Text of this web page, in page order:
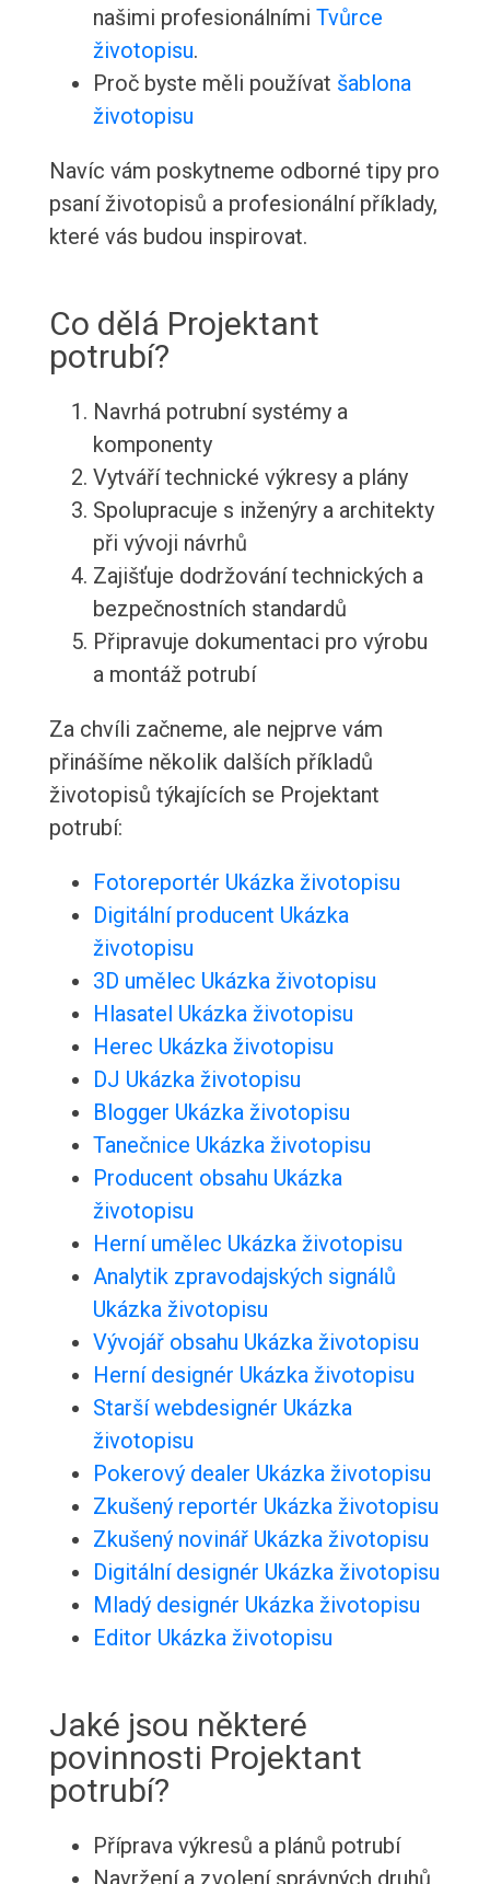
našimi profesionálními Tvůrce
životopisu.
Proč byste měli používat šablona
životopisu
Navíc vám poskytneme odborné tipy pro
psaní životopisů a profesionální příklady,
které vás budou inspirovat.
Co dělá Projektant
potrubí?
Navrhá potrubní systémy a
komponenty
Vytváří technické výkresy a plány
Spolupracuje s inženýry a architekty
při vývoji návrhů
Zajišťuje dodržování technických a
bezpečnostních standardů
Připravuje dokumentaci pro výrobu
a montáž potrubí
Za chvíli začneme, ale nejprve vám
přinášíme několik dalších příkladů
životopisů týkajících se Projektant
potrubí:
Fotoreportér Ukázka životopisu
Digitální producent Ukázka
životopisu
3D umělec Ukázka životopisu
Hlasatel Ukázka životopisu
Herec Ukázka životopisu
DJ Ukázka životopisu
Blogger Ukázka životopisu
Tanečnice Ukázka životopisu
Producent obsahu Ukázka
životopisu
Herní umělec Ukázka životopisu
Analytik zpravodajských signálů
Ukázka životopisu
Vývojář obsahu Ukázka životopisu
Herní designér Ukázka životopisu
Starší webdesignér Ukázka
životopisu
Pokerový dealer Ukázka životopisu
Zkušený reportér Ukázka životopisu
Zkušený novinář Ukázka životopisu
Digitální designér Ukázka životopisu
Mladý designér Ukázka životopisu
Editor Ukázka životopisu
Jaké jsou některé
povinnosti Projektant
potrubí?
Příprava výkresů a plánů potrubí
Navržení a zvolení správných druhů